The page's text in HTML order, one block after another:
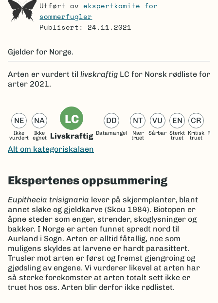
Utført av ekspertkomité for
sommerfugler
Publisert: 24.11.2021
Gjelder for Norge.
Arten er vurdert til livskraftig LC for Norsk rødliste for
arter 2021.
NE
Ikke
vurdert
NA
Ikke
egnet
LC
Livskraftig
DD
Datamangel
NT
Nær
truet
VU
Sårbar
EN
Sterkt
truet
CR
Kritisk
truet
Alt om kategoriskalaen
Ekspertenes oppsummering
Eupithecia trisignaria lever på skjermplanter, blant
annet sløke og gjeldkarve (Skou 1984). Biotopen er
åpne steder som enger, strender, skoglysninger og
bakker. I Norge er arten funnet spredt nord til
Aurland i Sogn. Arten er alltid fåtallig, noe som
muligens skyldes at larvene er hardt parasittert.
Trusler mot arten er først og fremst gjengroing og
gjødsling av engene. Vi vurderer likevel at arten har
så sterke forekomster at arten totalt sett ikke er
truet hos oss. Arten blir derfor ikke rødlistet.